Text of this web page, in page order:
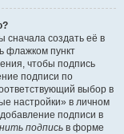
создать её в
флажком пункт
чтобы подпись
подписи по
выбор в
настройки» в личном
подписи в
подпись в форме